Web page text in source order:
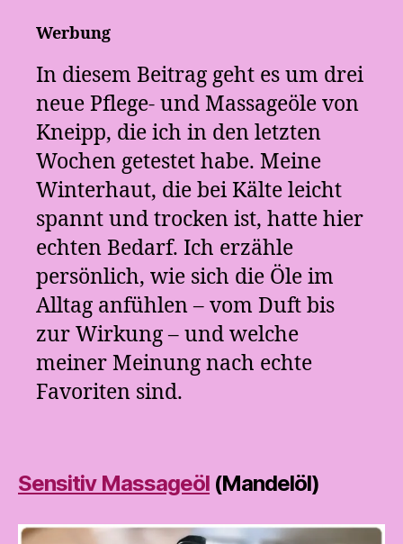
Werbung
In diesem Beitrag geht es um drei
neue Pflege- und Massageöle von
Kneipp, die ich in den letzten
Wochen getestet habe. Meine
Winterhaut, die bei Kälte leicht
spannt und trocken ist, hatte hier
echten Bedarf. Ich erzähle
persönlich, wie sich die Öle im
Alltag anfühlen – vom Duft bis
zur Wirkung – und welche
meiner Meinung nach echte
Favoriten sind.
Sensitiv Massageöl (Mandelöl)